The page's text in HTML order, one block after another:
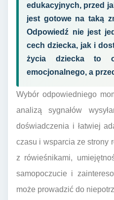
edukacyjnych, przed
jest gotowe na taką
Odpowiedź nie jest
cech dziecka, jak i
życia dziecka to
emocjonalnego, a
Wybór odpowiedniego
analizą sygnałów
doświadczenia i łatwiej
czasu i wsparcia ze strony
z rówieśnikami,
samopoczucie i
może prowadzić do